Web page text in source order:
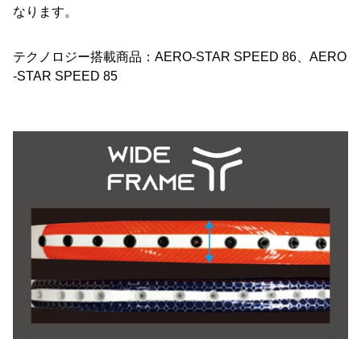
なります。
テクノロジー搭載商品：AERO-STAR SPEED 86、AERO
-STAR SPEED 85